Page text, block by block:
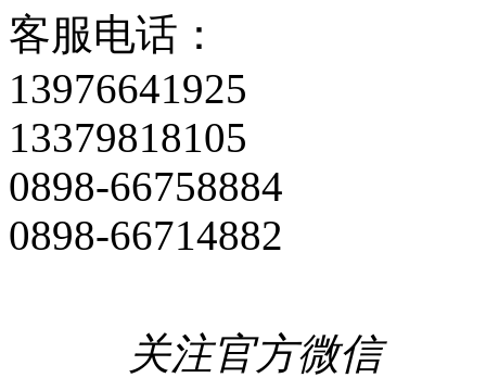
客服电话：
13976641925
13379818105
0898-66758884
0898-66714882
关注官方微信